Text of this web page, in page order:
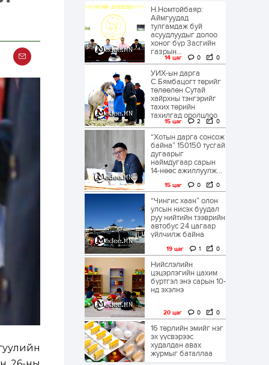
Н.Номтойбаяр:
Аймгуудад
тулгамдаж буй
асуудлуудыг долоо
хоног бүр Засгийн
газрын...
14 цаг 0 0
УИХ-ын дарга
С.Бямбацогт төрийг
төлөөлөн Сутай
хайрхны тэнгэрийг
тахих төрийн
тахилгад оролцлоо
15 цаг 2 0
“Хотын дарга сонсож
байна” 150150 тусгай
дугаарыг
наймдугаар сарын
14-нөөс ажиллуулж...
15 цаг 0 0
“Чингис хаан” олон
улсын нисэх буудал
руу нийтийн тээврийн
автобус 24 цагаар
үйлчилж байна
19 цаг 1 0
Нийслэлийн
цэцэрлэгийн цахим
бүртгэл энэ сарын 10-
нд эхэлнэ
20 цаг 0 0
16 төрлийн эмийг нэг
эх үүсвэрээс
худалдан авах
журмыг баталлаа